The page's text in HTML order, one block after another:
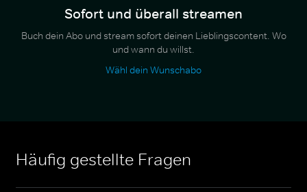
Sofort und überall streamen
Buch dein Abo und stream sofort deinen Lieblingscontent. Wo
und wann du willst.
Wähl dein Wunschabo
Häufig gestellte Fragen